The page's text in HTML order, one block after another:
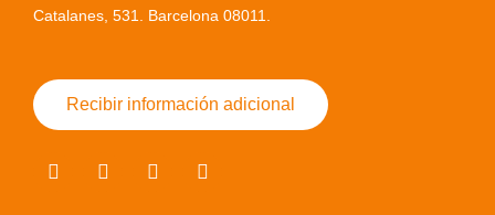
Catalanes, 531. Barcelona 08011.
Recibir información adicional
F
a
T
w
Y
o
L
n